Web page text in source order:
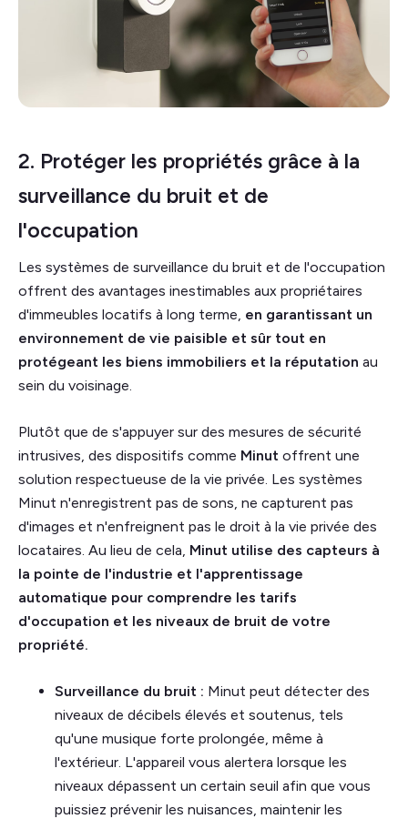
2. Protéger les propriétés grâce à la
surveillance du bruit et de
l'occupation
Les systèmes de surveillance du bruit et de l'occupation
offrent des avantages inestimables aux propriétaires
d'immeubles locatifs à long terme, en garantissant un
environnement de vie paisible et sûr tout en
protégeant les biens immobiliers et la réputation au
sein du voisinage.
Plutôt que de s'appuyer sur des mesures de sécurité
intrusives, des dispositifs comme Minut offrent une
solution respectueuse de la vie privée. Les systèmes
Minut n'enregistrent pas de sons, ne capturent pas
d'images et n'enfreignent pas le droit à la vie privée des
locataires. Au lieu de cela, Minut utilise des capteurs à
la pointe de l'industrie et l'apprentissage
automatique pour comprendre les tarifs
d'occupation et les niveaux de bruit de votre
propriété.
Surveillance du bruit : Minut peut détecter des
niveaux de décibels élevés et soutenus, tels
qu'une musique forte prolongée, même à
l'extérieur. L'appareil vous alertera lorsque les
niveaux dépassent un certain seuil afin que vous
puissiez prévenir les nuisances, maintenir les